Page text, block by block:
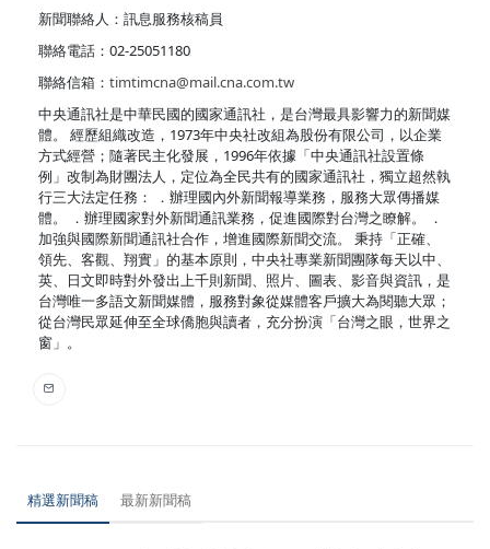
新聞聯絡人：訊息服務核稿員
聯絡電話：02-25051180
聯絡信箱： timtimcna@mail.cna.com.tw
中央通訊社是中華民國的國家通訊社，是台灣最具影響力的新聞媒
體。 經歷組織改造，1973年中央社改組為股份有限公司，以企業
方式經營；隨著民主化發展，1996年依據「中央通訊社設置條
例」改制為財團法人，定位為全民共有的國家通訊社，獨立超然執
行三大法定任務： ．辦理國內外新聞報導業務，服務大眾傳播媒
體。 ．辦理國家對外新聞通訊業務，促進國際對台灣之瞭解。 ．
加強與國際新聞通訊社合作，增進國際新聞交流。 秉持「正確、
領先、客觀、翔實」的基本原則，中央社專業新聞團隊每天以中、
英、日文即時對外發出上千則新聞、照片、圖表、影音與資訊，是
台灣唯一多語文新聞媒體，服務對象從媒體客戶擴大為閱聽大眾；
從台灣民眾延伸至全球僑胞與讀者，充分扮演「台灣之眼，世界之
窗」。
精選新聞稿 最新新聞稿